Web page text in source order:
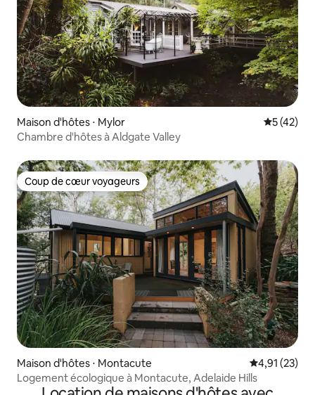
Maison d'hôtes ⋅ Mylor
5 (42)
Chambre d'hôtes à Aldgate Valley
Coup de cœur voyageurs
Coup de cœur voyageurs
Maison d'hôtes ⋅ Montacute Évaluation
4,91 (23)
Logement écologique à Montacute, Adelaide Hills